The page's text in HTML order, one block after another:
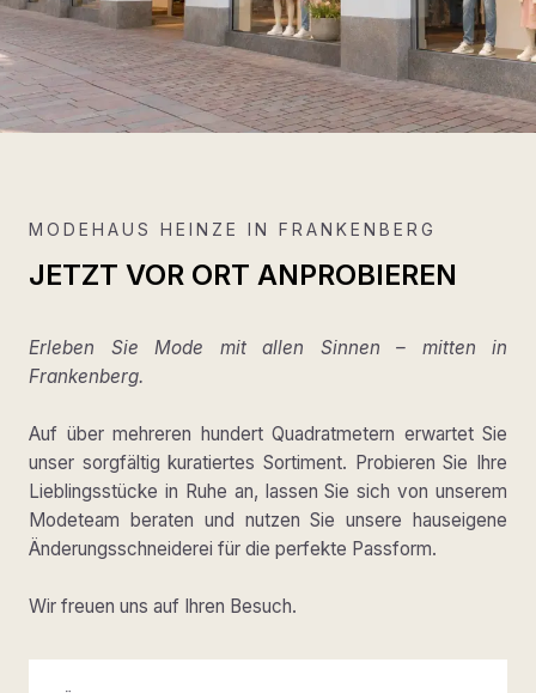
MODEHAUS HEINZE IN FRANKENBERG
JETZT VOR ORT ANPROBIEREN
Erleben Sie Mode mit allen Sinnen – mitten in
Frankenberg.
Auf über mehreren hundert Quadratmetern erwartet Sie
unser sorgfältig kuratiertes Sortiment. Probieren Sie Ihre
Lieblingsstücke in Ruhe an, lassen Sie sich von unserem
Modeteam beraten und nutzen Sie unsere hauseigene
Änderungsschneiderei für die perfekte Passform.
Wir freuen uns auf Ihren Besuch.